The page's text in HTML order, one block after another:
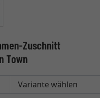
Zuschnitt
Town